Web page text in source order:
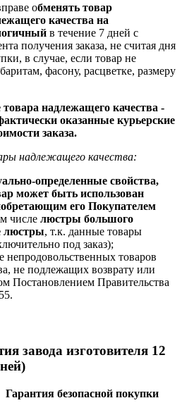
обменять товар
качества на
в течение 7 дней с
получения заказа, не считая дня
в случае, если товар не
фасону, расцветке, размеру
надлежащего качества -
оказанные курьерские
заказа.
надлежащего качества:
определенные свойства,
может быть использован
его Покупателем
числе люстры большого
люстры, т.к. данные товары
под заказ);
непродовольственных товаров
не подлежащих возврату или
Постановлением Правительства
завода изготовителя 12
Гарантия безопасной покупки